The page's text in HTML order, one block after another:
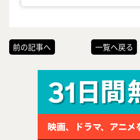
前の記事へ 一覧へ戻る